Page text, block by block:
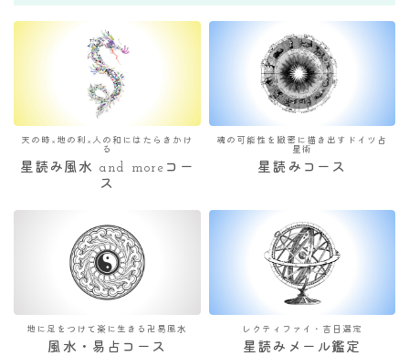
天の時×地の利×人の和にはたらきかけ
る
星読み風水 and moreコー
ス
魂の可能性を緻密に描き出すドイツ占
星術
星読みコース
地に足をつけて楽に生きる卍易風水
風水・易占コース
レクティファイ・吉日選定
星読みメール鑑定